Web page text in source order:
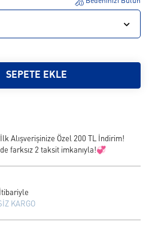
SEPETE EKLE
Alışverişinize Özel 200 TL İndirim!
farksız 2 taksit imkanıyla!💞
KARGO